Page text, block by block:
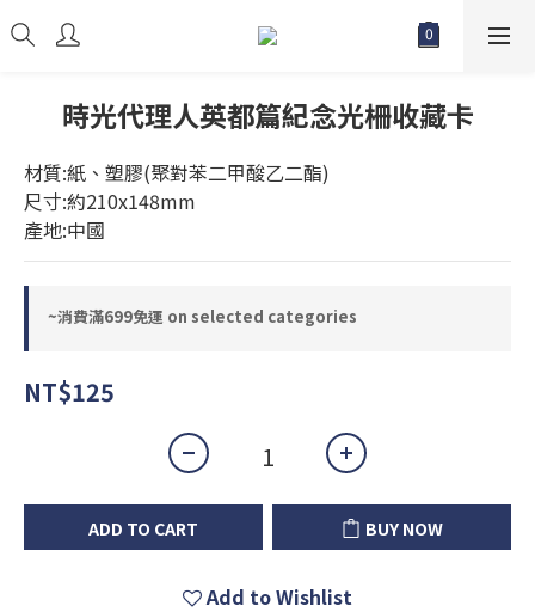
時光代理人英都篇紀念光柵收藏卡
材質:紙、塑膠(聚對苯二甲酸乙二酯)
尺寸:約210x148mm
產地:中國
~消費滿699免運 on selected categories
NT$125
ADD TO CART BUY NOW
Add to Wishlist